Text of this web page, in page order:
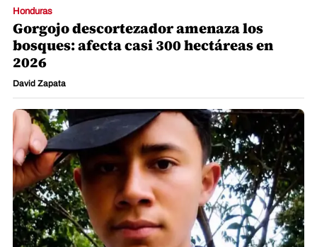
Honduras
Gorgojo descortezador amenaza los
bosques: afecta casi 300 hectáreas en
2026
David Zapata